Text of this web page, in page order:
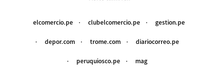
elcomercio.pe clubelcomercio.pe gestion.pe
depor.com trome.com diariocorreo.pe
peruquiosco.pe mag